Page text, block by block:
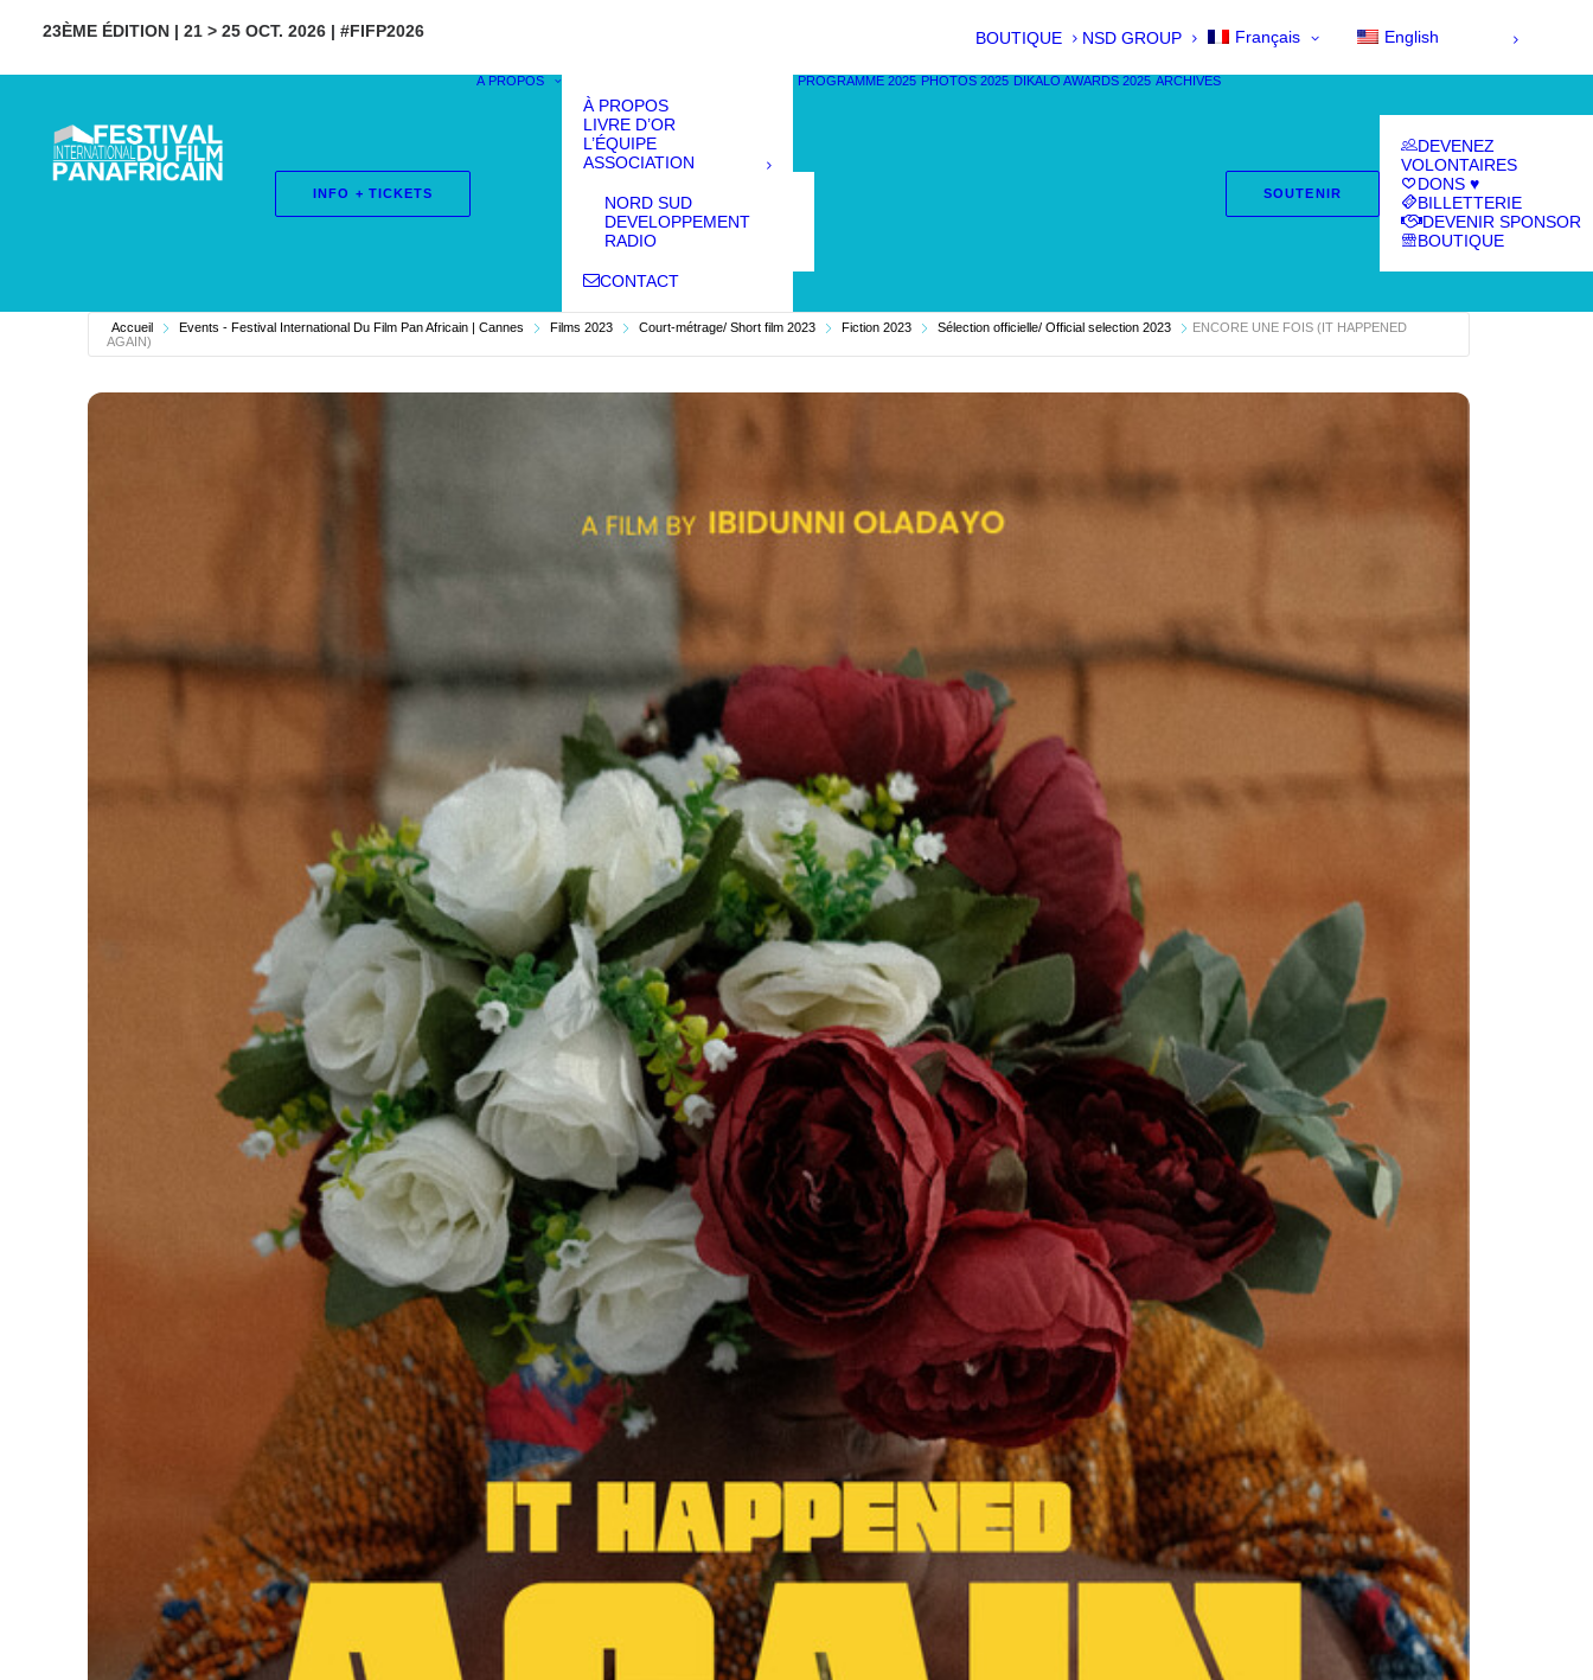
23ÈME ÉDITION | 21 > 25 OCT. 2026 | #FIFP2026 BOUTIQUE NSD GROUP Français English
INFO + TICKETS
À PROPOS
À PROPOS
LIVRE D’OR
L’ÉQUIPE
ASSOCIATION
NORD SUD
DEVELOPPEMENT
RADIO
CONTACT
PROGRAMME 2025 PHOTOS 2025 DIKALO AWARDS 2025 ARCHIVES
SOUTENIR
DEVENEZ
VOLONTAIRES
DONS ♥
BILLETTERIE
DEVENIR SPONSOR
BOUTIQUE
Accueil Events - Festival International Du Film Pan Africain | Cannes Films 2023 Court-métrage/ Short film 2023 Fiction 2023 Sélection officielle/ Official selection 2023
ENCORE UNE FOIS (IT HAPPENED
AGAIN)